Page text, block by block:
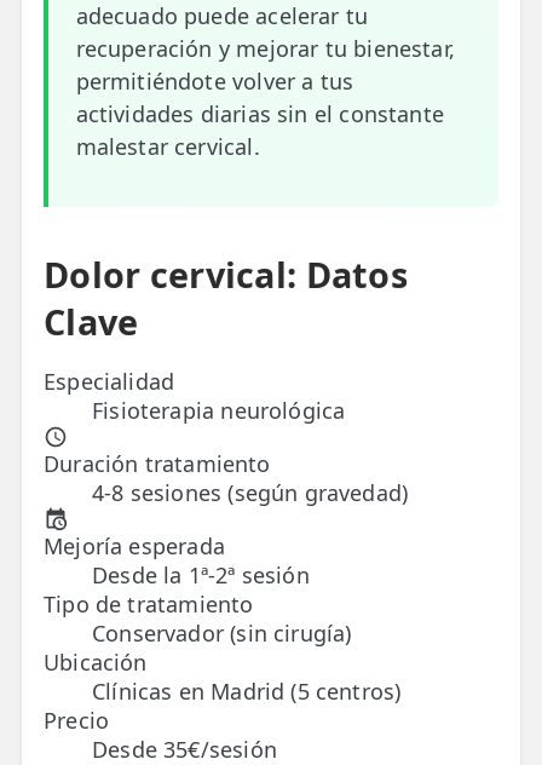
ESPECIALIDADES
🩻 Fisioterapia Traumatológica
🫶 Suelo Pélvico
💆 Masajes Madrid
🏅 Fisioterapia Deportiva
🧠 Fisioterapia Neurológica
🧍 Fisioterapia Vestibular
🫁 Fisioterapia Respiratoria
👶 Fisioterapia Pediátrica
TRATAMIENTOS
✅ Punción Seca
✅ Ondas de Choque
adecuado puede acelerar tu
recuperación y mejorar tu bienestar,
permitiéndote volver a tus
actividades diarias sin el constante
malestar cervical.
Dolor cervical: Datos
Clave
Especialidad
Fisioterapia neurológica
Duración tratamiento
4-8 sesiones (según gravedad)
Mejoría esperada
Desde la 1ª-2ª sesión
Tipo de tratamiento
Conservador (sin cirugía)
Ubicación
Clínicas en Madrid (5 centros)
Precio
Desde 35€/sesión